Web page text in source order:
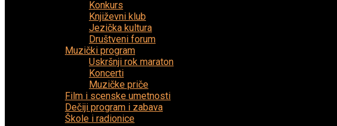
Konkurs
Književni klub
Jezička kultura
Društveni forum
Muzički program
Uskršnji rok maraton
Koncerti
Muzičke priče
Film i scenske umetnosti
Dečiji program i zabava
Škole i radionice